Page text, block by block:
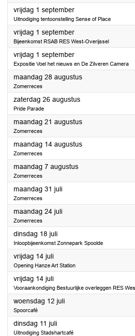
vrijdag 1 september2023
Uitnodiging tentoonstelling Sense of Place
vrijdag 1 september2023
Bijeenkomst RSAB RES West-Overijssel
vrijdag 1 september2023
Expositie Voel het nieuws en De Zilveren Camera
maandag 28 augustus2023
Zomerreces
zaterdag 26 augustus2023
Pride Parade
maandag 21 augustus2023
Zomerreces
maandag 14 augustus2023
Zomerreces
maandag 7 augustus2023
Zomerreces
maandag 31 juli2023
Zomerreces
maandag 24 juli2023
Zomerreces
dinsdag 18 juli2023
Inloopbijeenkomst Zonnepark Spoolde
vrijdag 14 juli2023
Opening Hanze Art Station
vrijdag 14 juli2023
Vooraankondiging Bestuurlijke overleggen RES
woensdag 12 juli2023
Spoorcafé
dinsdag 11 juli2023
Uitnodiging Stadshartcafé